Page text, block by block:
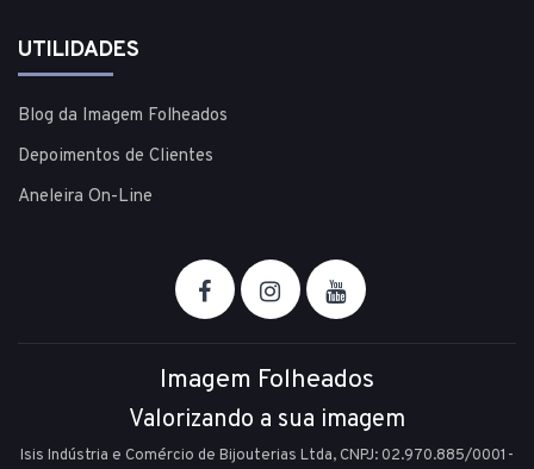
UTILIDADES
Blog da Imagem Folheados
Depoimentos de Clientes
Aneleira On-Line
Imagem Folheados
Valorizando a sua imagem
Isis Indústria e Comércio de Bijouterias Ltda, CNPJ: 02.970.885/0001-